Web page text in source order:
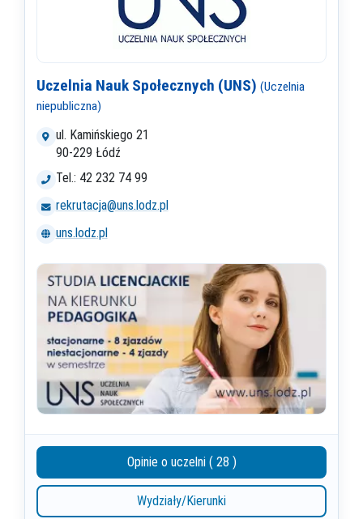
Uczelnia Nauk Społecznych (UNS) (Uczelnia
niepubliczna)
ul. Kamińskiego 21
90-229 Łódź
Tel.: 42 232 74 99
rekrutacja@uns.lodz.pl
uns.lodz.pl
Opinie o uczelni ( 28 )
Wydziały/Kierunki